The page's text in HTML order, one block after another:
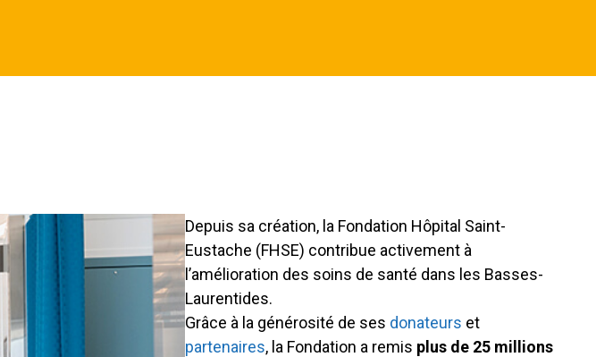
Depuis sa création, la Fondation Hôpital Saint-
Eustache (FHSE) contribue activement à
l’amélioration des soins de santé dans les Basses-
Laurentides.
Grâce à la générosité de ses donateurs et
partenaires, la Fondation a remis plus de 25 millions